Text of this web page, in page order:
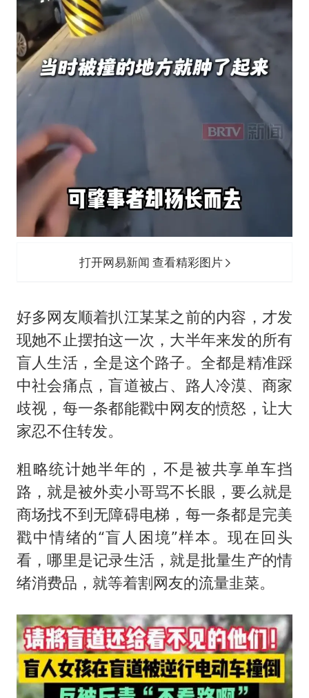
打开网易新闻 查看精彩图片
好多网友顺着扒江某某之前的内容，才发
现她不止摆拍这一次，大半年来发的所有
盲人生活，全是这个路子。全都是精准踩
中社会痛点，盲道被占、路人冷漠、商家
歧视，每一条都能戳中网友的愤怒，让大
家忍不住转发。
粗略统计她半年的，不是被共享单车挡
路，就是被外卖小哥骂不长眼，要么就是
商场找不到无障碍电梯，每一条都是完美
戳中情绪的“盲人困境”样本。现在回头
看，哪里是记录生活，就是批量生产的情
绪消费品，就等着割网友的流量韭菜。